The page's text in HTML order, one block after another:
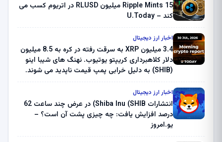
Ripple Mints 15 میلیون RLUSD در اتریوم کسب می
کند – U.Today
اخبار ارز دیجیتال
3.4 میلیون XRP به سرقت رفته در کره به 8.5 میلیون
دلار کلاهبرداری کریپتو یوتیوب. نهنگ های شیبا اینو
(SHIB) به دلیل خرابی پمپ قیمت ناپدید می شوند.
ثبت کرد – گزارش کریپتو صبح – U.Today
اخبار ارز دیجیتال
انتشارات Shiba Inu (SHIB) در عرض چند ساعت 62
درصد افزایش یافت: چه چیزی پشت آن است؟ –
یو.امروز